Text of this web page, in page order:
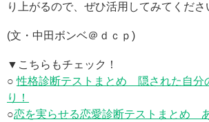
り上がるので、ぜひ活用してみてくださ
(文・中田ボンベ＠ｄｃｐ)
▼こちらもチェック！
○性格診断テストまとめ 隠された自分
り！
○恋を実らせる恋愛診断テストまとめ